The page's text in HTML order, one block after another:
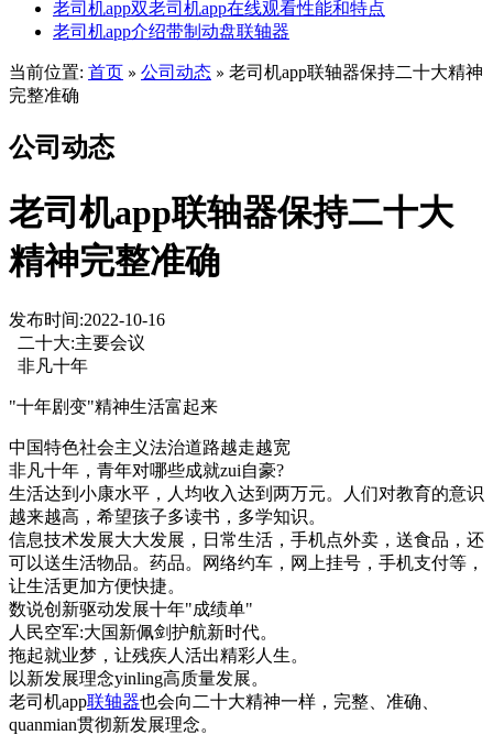
老司机app双老司机app在线观看性能和特点
老司机app介绍带制动盘联轴器
当前位置: 首页 » 公司动态 » 老司机app联轴器保持二十大精神
完整准确
公司动态
老司机app联轴器保持二十大
精神完整准确
发布时间:2022-10-16
二十大:主要会议
非凡十年
"十年剧变"精神生活富起来
中国特色社会主义法治道路越走越宽
非凡十年，青年对哪些成就zui自豪?
生活达到小康水平，人均收入达到两万元。人们对教育的意识
越来越高，希望孩子多读书，多学知识。
信息技术发展大大发展，日常生活，手机点外卖，送食品，还
可以送生活物品。药品。网络约车，网上挂号，手机支付等，
让生活更加方便快捷。
数说创新驱动发展十年"成绩单"
人民空军:大国新佩剑护航新时代。
拖起就业梦，让残疾人活出精彩人生。
以新发展理念yinling高质量发展。
老司机app联轴器也会向二十大精神一样，完整、准确、
quanmian贯彻新发展理念。